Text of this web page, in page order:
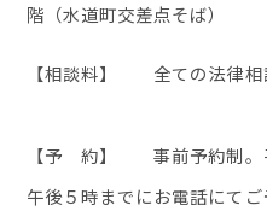
階（水道町交差点そば）
【相談料】 全ての法律相
【予 約】 事前予約制。平
午後５時までにお電話にてご